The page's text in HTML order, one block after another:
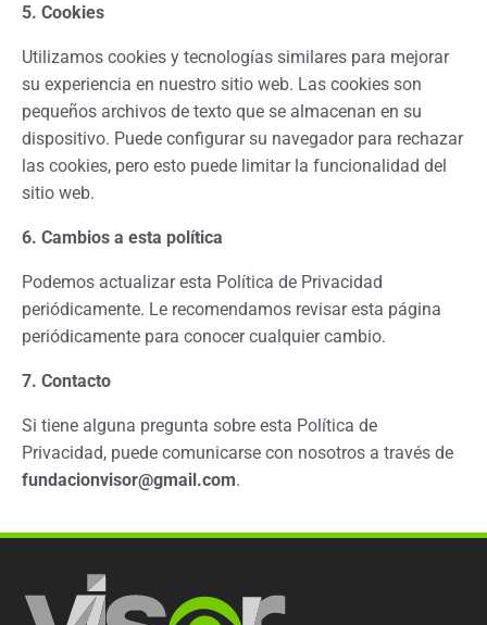
5. Cookies
Utilizamos cookies y tecnologías similares para mejorar
su experiencia en nuestro sitio web. Las cookies son
pequeños archivos de texto que se almacenan en su
dispositivo. Puede configurar su navegador para rechazar
las cookies, pero esto puede limitar la funcionalidad del
sitio web.
6. Cambios a esta política
Podemos actualizar esta Política de Privacidad
periódicamente. Le recomendamos revisar esta página
periódicamente para conocer cualquier cambio.
7. Contacto
Si tiene alguna pregunta sobre esta Política de
Privacidad, puede comunicarse con nosotros a través de
fundacionvisor@gmail.com.